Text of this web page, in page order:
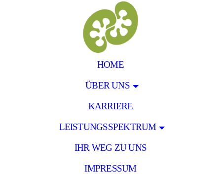
HOME
ÜBER UNS
KARRIERE
LEISTUNGSSPEKTRUM
IHR WEG ZU UNS
IMPRESSUM